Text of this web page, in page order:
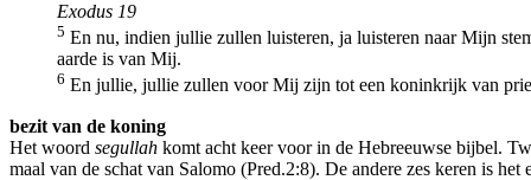
Exodus 19
5 En nu, indien jullie zullen luisteren, ja luisteren naar Mijn
aarde is van Mij.
6 En jullie, jullie zullen voor Mij zijn tot een koninkrijk van
bezit van de koning
Het woord segullah komt acht keer voor in de Hebreeuwse bijbel.
maal van de schat van Salomo (Pred.2:8). De andere zes keren is